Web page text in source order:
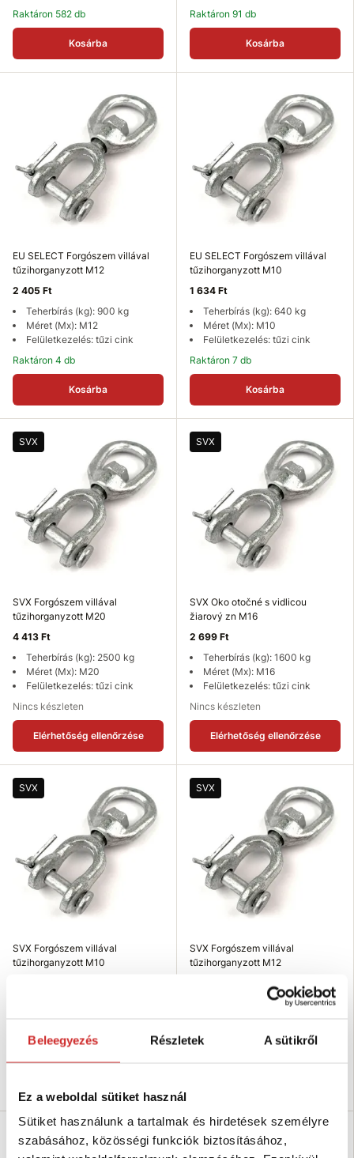
Beleegyezés Részletek A sütikről
Ez a weboldal sütiket használ
Sütiket használunk a tartalmak és hirdetések személyre
szabásához, közösségi funkciók biztosításához,
Raktáron 582 db
Kosárba
Raktáron 91 db
Kosárba
EU SELECT Forgószem villával
tűzihorganyzott M12
2 405 Ft
Teherbírás (kg): 900 kg
Méret (Mx): M12
Felületkezelés: tűzi cink
Raktáron 4 db
Kosárba
EU SELECT Forgószem villával
tűzihorganyzott M10
1 634 Ft
Teherbírás (kg): 640 kg
Méret (Mx): M10
Felületkezelés: tűzi cink
Raktáron 7 db
Kosárba
SVX
SVX Forgószem villával
tűzihorganyzott M20
4 413 Ft
Teherbírás (kg): 2500 kg
Méret (Mx): M20
Felületkezelés: tűzi cink
Nincs készleten
Elérhetőség ellenőrzése
SVX
SVX Oko otočné s vidlicou
žiarový zn M16
2 699 Ft
Teherbírás (kg): 1600 kg
Méret (Mx): M16
Felületkezelés: tűzi cink
Nincs készleten
Elérhetőség ellenőrzése
SVX
SVX Forgószem villával
tűzihorganyzott M10
Felületkezelés: tűzi cink
SVX
SVX Forgószem villával
tűzihorganyzott M12
Teherbírás (kg): 900 kg
Felületkezelés: tűzi cink